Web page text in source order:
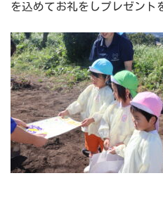
を込めてお礼をしプレゼント